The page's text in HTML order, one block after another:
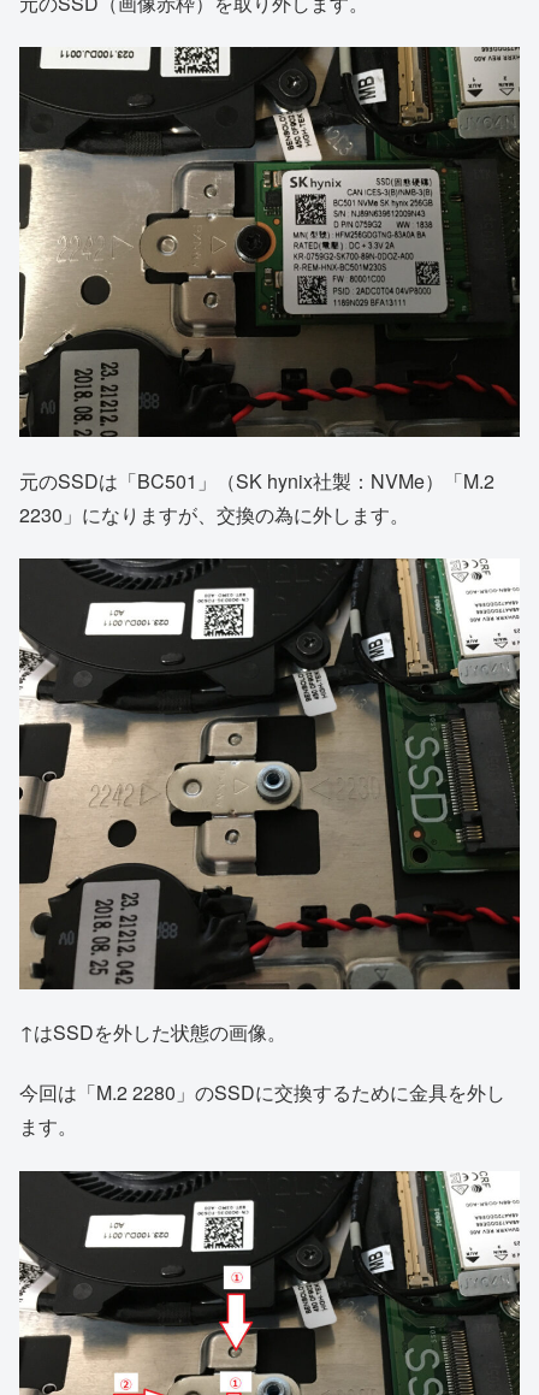
元のSSDは「BC501」（SK hynix社製：NVMe）「M.2
2230」になりますが、交換の為に外します。
↑はSSDを外した状態の画像。
今回は「M.2 2280」のSSDに交換するために金具を外し
ます。